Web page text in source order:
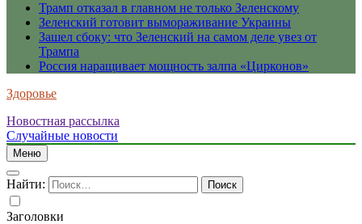
Трамп отказал в главном не только Зеленскому
Зеленский готовит вымораживание Украины
Зашел сбоку: что Зеленский на самом деле увез от
Трампа
Россия наращивает мощность залпа «Цирконов»
Здоровье
Новостная рассылка
Случайные новости
Меню
Найти:
Заголовки